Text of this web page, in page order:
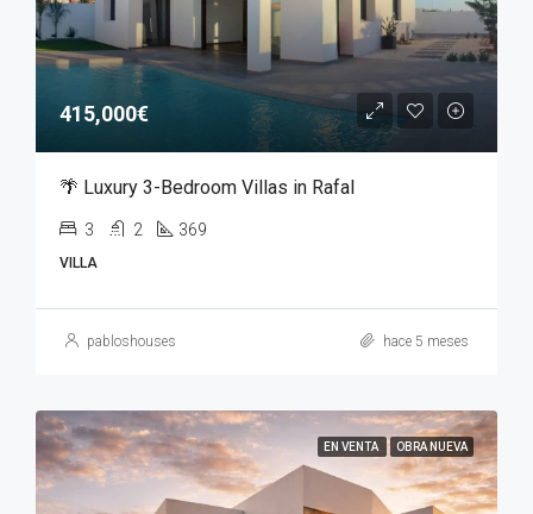
415,000€
🌴 Luxury 3-Bedroom Villas in Rafal
3 2 369
VILLA
pabloshouses hace 5 meses
EN VENTA OBRA NUEVA